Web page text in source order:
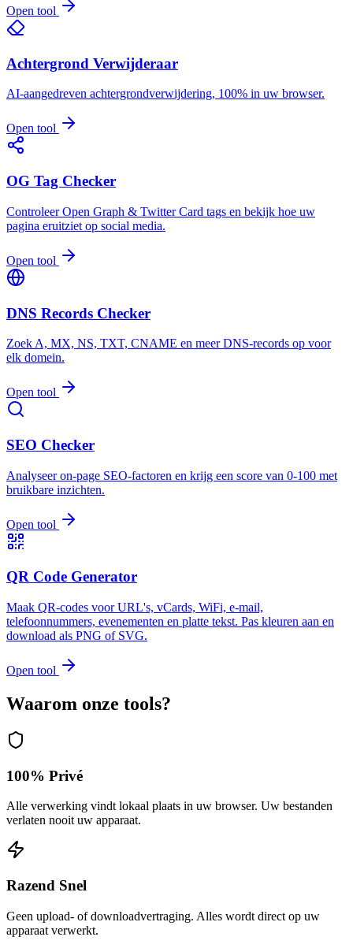
Open tool
Achtergrond Verwijderaar
AI-aangedreven achtergrondverwijdering, 100% in uw browser.
Open tool
OG Tag Checker
Controleer Open Graph & Twitter Card tags en bekijk hoe uw
pagina eruitziet op social media.
Open tool
DNS Records Checker
Zoek A, MX, NS, TXT, CNAME en meer DNS-records op voor
elk domein.
Open tool
SEO Checker
Analyseer on-page SEO-factoren en krijg een score van 0-100 met
bruikbare inzichten.
Open tool
QR Code Generator
Maak QR-codes voor URL's, vCards, WiFi, e-mail,
telefoonnummers, evenementen en platte tekst. Pas kleuren aan en
download als PNG of SVG.
Open tool
Waarom onze tools?
100% Privé
Alle verwerking vindt lokaal plaats in uw browser. Uw bestanden
verlaten nooit uw apparaat.
Razend Snel
Geen upload- of downloadvertraging. Alles wordt direct op uw
apparaat verwerkt.